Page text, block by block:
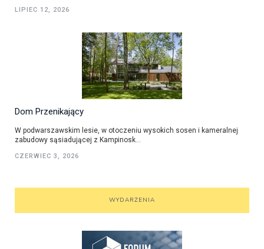
LIPIEC 12, 2026
Dom Przenikający
W podwarszawskim lesie, w otoczeniu wysokich sosen i kameralnej
zabudowy sąsiadującej z Kampinosk...
CZERWIEC 3, 2026
WYDARZENIA